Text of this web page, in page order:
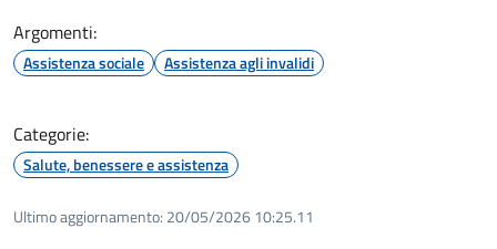
Argomenti:
Assistenza sociale Assistenza agli invalidi
Categorie:
Salute, benessere e assistenza
Ultimo aggiornamento: 20/05/2026 10:25.11